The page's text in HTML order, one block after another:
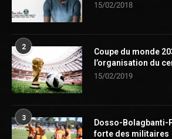
15/02/2018
2
Coupe du monde
l’organisation du
15/02/2019
3
Dosso-Bolagbanti-
forte des militaires